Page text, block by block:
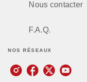
Nous contacter
F.A.Q.
NOS RÉSEAUX